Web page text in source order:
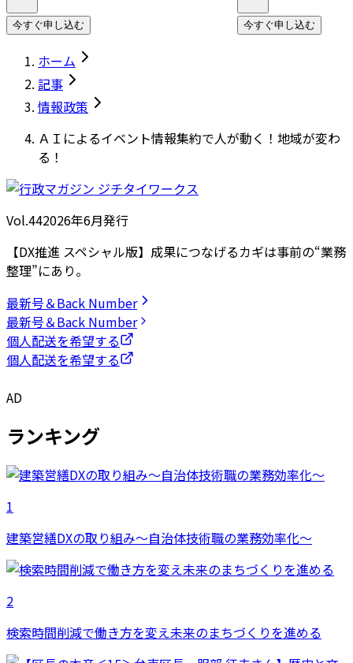
今すぐ申し込む 今すぐ申し込む
ホーム
記事
情報政策
ＡＩによるイベント情報集約で人が動く！地域が変わ
る！
Vol.442026年6月発行
【DX推進 スペシャル版】成果につなげるカギは事前の“業務
整理”にあり。
最新号＆Back Number
最新号＆Back Number
個人配送を希望する
個人配送を希望する
AD
ランキング
1
建築営繕DXの取り組み～自治体技術職の業務効率化～
2
検索時間削減で働き方を変え未来のまちづくりを進める